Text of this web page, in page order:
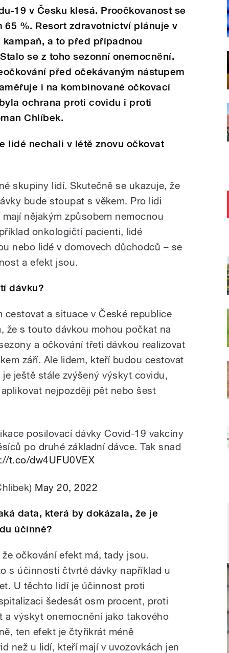
19 v Česku klesá. Proočkovanost se
%. Resort zdravotnictví plánuje v
a to před případnou
se z toho sezonní onemocnění.
před očekávaným nástupem
i na kombinované očkovací
ochrana proti covidu i proti
Chlíbek.
lidé nechali v létě znovu očkovat
skupiny lidí. Skutečně se ukazuje, že
bude stoupat s věkem. Pro lidi
nějakým způsobem nemocnou
onkologičtí pacienti, lidé
nebo lidé v domovech důchodců – se
a efekt jsou.
dávku?
a situace v České republice
že s touto dávkou mohou počkat na
a očkování třetí dávkou realizovat
září. Ale lidem, kteří budou cestovat
ještě stále zvýšený výskyt covidu,
nejpozději pět nebo šest
posilovací dávky Covid-19 vakcíny
po druhé základní dávce. Tak snad
t.co/dw4UFU0VEX
May 20, 2022
data, která by dokázala, že je
účinné?
očkování efekt má, tady jsou.
s účinností čtvrté dávky například u
U těchto lidí je účinnost proti
šedesát osm procent, proti
a výskyt onemocnění jako takového
ten efekt je čtyřikrát méně
než u lidí, kteří mají v uvozovkách jen